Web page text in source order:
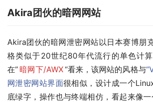
Akira团伙的暗网网站
Akira团伙的暗网泄密网站以日本赛博朋
格类似于20世纪80年代流行的单色计算
在”暗网下/AWX“看来，该网站的风格与
网泄密网站界面很相似，设计成一个
底绿字，操作也与终端相仿，看起来像